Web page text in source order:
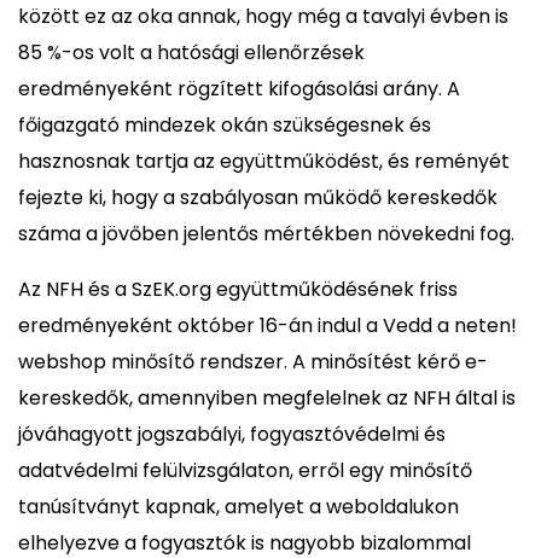
között ez az oka annak, hogy még a tavalyi évben is
85 %-os volt a hatósági ellenőrzések
eredményeként rögzített kifogásolási arány. A
főigazgató mindezek okán szükségesnek és
hasznosnak tartja az együttműködést, és reményét
fejezte ki, hogy a szabályosan működő kereskedők
száma a jövőben jelentős mértékben növekedni fog.
Az NFH és a SzEK.org együttműködésének friss
eredményeként október 16-án indul a Vedd a neten!
webshop minősítő rendszer. A minősítést kérő e-
kereskedők, amennyiben megfelelnek az NFH által is
jóváhagyott jogszabályi, fogyasztóvédelmi és
adatvédelmi felülvizsgálaton, erről egy minősítő
tanúsítványt kapnak, amelyet a weboldalukon
elhelyezve a fogyasztók is nagyobb bizalommal